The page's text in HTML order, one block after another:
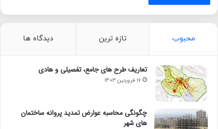
محبوب تازه ترین دیدگاه ها
تعاریف طرح های جامع، تفصیلی و هادی
16 فروردین 1403
چگونگی محاسبه عوارض تمدید پروانه ساختمان
های شهر